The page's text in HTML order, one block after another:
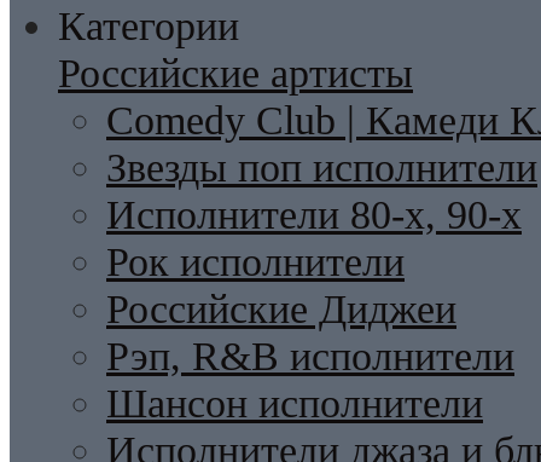
Категории
Российские артисты
Comedy Club | Камеди
Звезды поп исполнители
Исполнители 80-х, 90-х
Рок исполнители
Российские Диджеи
Рэп, R&B исполнители
Шансон исполнители
Исполнители джаза и